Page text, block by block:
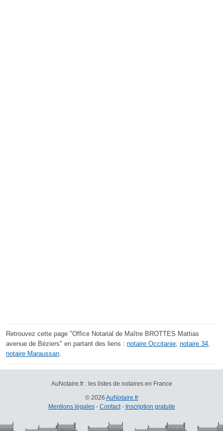
Retrouvez cette page "Office Notarial de Maître BROTTES Mattias
avenue de Béziers" en partant des liens : notaire Occitanie, notaire 34,
notaire Maraussan.
AuNotaire.fr : les listes de notaires en France
© 2026 AuNotaire.fr
Mentions légales- Contact- Inscription gratuite